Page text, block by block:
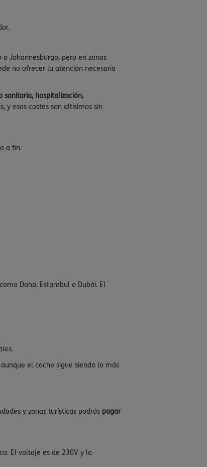
Johannesburgo, pero en zonas
no ofrecer la atención necesaria
hospitalización,
y esos costes son altísimos sin
a fin:
Doha, Estambul o Dubái. El
el coche sigue siendo lo más
y zonas turísticas podrás pagar
El voltaje es de 230V y la